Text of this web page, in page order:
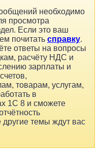
необходимо
просмотра
Если это ваш
почитать справку.
ответы на вопросы
расчёту НДС и
зарплаты и
товарам, услугам,
в
1С 8 и сможете
другие темы ждут вас